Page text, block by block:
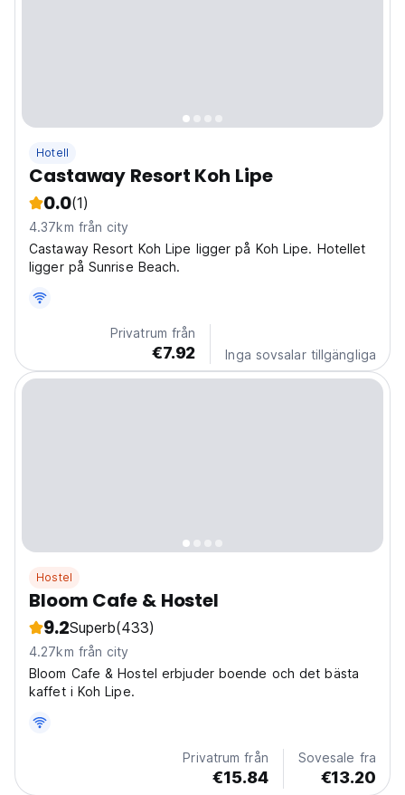
Hotell
Castaway Resort Koh Lipe
0.0(1)
4.37km från city
Castaway Resort Koh Lipe ligger på Koh Lipe. Hotellet
ligger på Sunrise Beach.
Privatrum från
€7.92 Inga sovsalar tillgängliga
Hostel
Bloom Cafe & Hostel
9.2Superb(433)
4.27km från city
Bloom Cafe & Hostel erbjuder boende och det bästa
kaffet i Koh Lipe.
Privatrum från
€15.84
Sovesale fra
€13.20